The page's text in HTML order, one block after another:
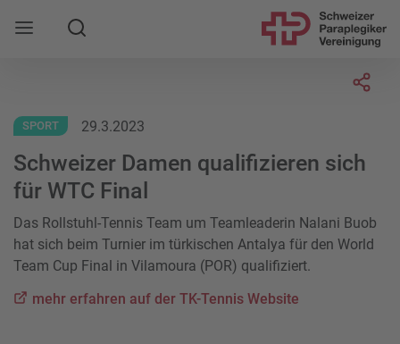
Mobile Navigation öffnen
Suche
SPORT 29.3.2023
Schweizer Damen qualifizieren sich
für WTC Final
Das Rollstuhl-Tennis Team um Teamleaderin Nalani Buob
hat sich beim Turnier im türkischen Antalya für den World
Team Cup Final in Vilamoura (POR) qualifiziert.
mehr erfahren auf der TK-Tennis Website